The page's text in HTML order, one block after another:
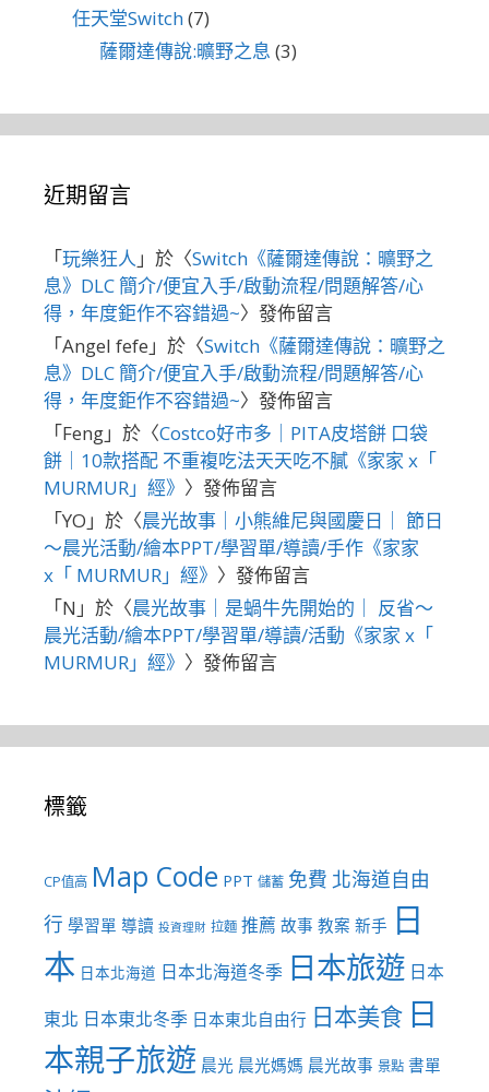
任天堂Switch(7)
薩爾達傳說:曠野之息 (3)
近期留言
「玩樂狂人 」於〈Switch《薩爾達傳說：曠野之
息》DLC 簡介/便宜入手/啟動流程/問題解答/心
得，年度鉅作不容錯過~〉發佈留言
「Angel fefe 」於〈Switch《薩爾達傳說：曠野之
息》DLC 簡介/便宜入手/啟動流程/問題解答/心
得，年度鉅作不容錯過~〉發佈留言
「Feng」於〈Costco好市多｜PITA皮塔餅 口袋
餅｜10款搭配 不重複吃法天天吃不膩《家家 x「
MURMUR」經》 〉發佈留言
「YO 」於〈晨光故事｜小熊維尼與國慶日｜ 節日
～晨光活動/繪本PPT/學習單/導讀/手作《家家
x「 MURMUR」經》 〉發佈留言
「N 」於〈晨光故事｜是蝸牛先開始的｜ 反省～
晨光活動/繪本PPT/學習單/導讀/活動《家家 x「
MURMUR」經》 〉發佈留言
標籤
CP值高 Map Code PPT 儲蓄 免費 北海道自由
行 學習單 導讀 投資理財 拉麵 推薦 故事 教案 新手 日
本 日本北海道 日本北海道冬季 日本旅遊 日本
東北 日本東北冬季 日本東北自由行 日本美食 日
本親子旅遊 晨光 晨光媽媽 晨光故事 景點 書單